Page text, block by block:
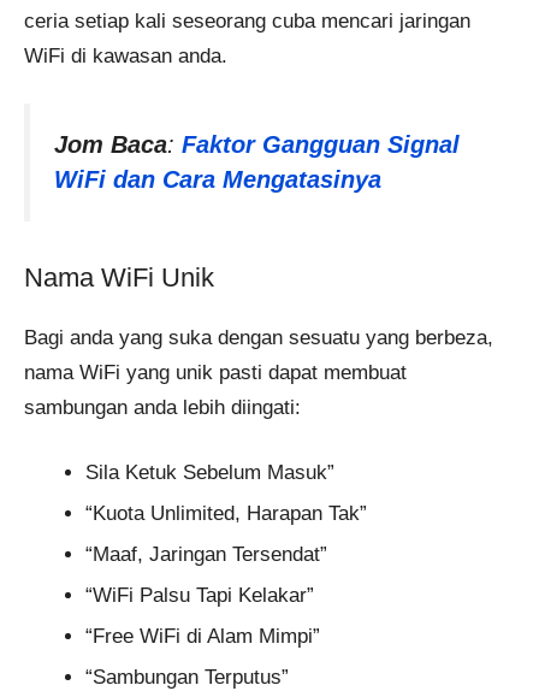
ceria setiap kali seseorang cuba mencari jaringan
WiFi di kawasan anda.
Jom Baca: Faktor Gangguan Signal
WiFi dan Cara Mengatasinya
Nama WiFi Unik
Bagi anda yang suka dengan sesuatu yang berbeza,
nama WiFi yang unik pasti dapat membuat
sambungan anda lebih diingati:
Sila Ketuk Sebelum Masuk”
“Kuota Unlimited, Harapan Tak”
“Maaf, Jaringan Tersendat”
“WiFi Palsu Tapi Kelakar”
“Free WiFi di Alam Mimpi”
“Sambungan Terputus”